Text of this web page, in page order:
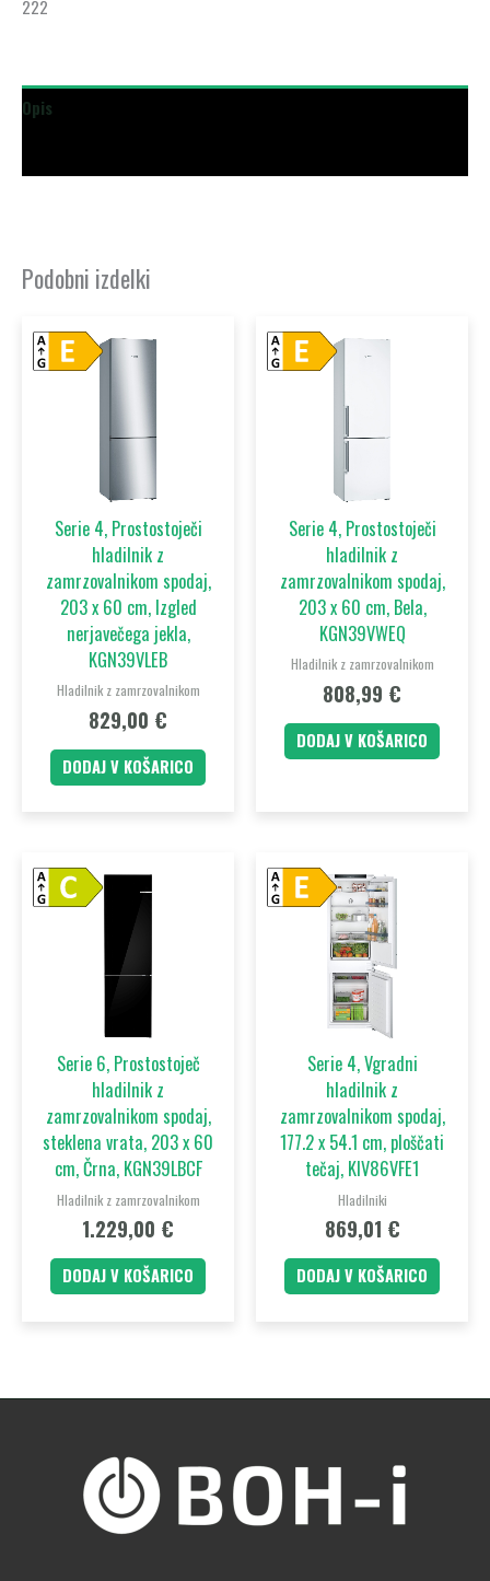
222
Opis
Podobni izdelki
Serie 4, Prostostoječi
hladilnik z
zamrzovalnikom spodaj,
203 x 60 cm, Izgled
nerjavečega jekla,
KGN39VLEB
Hladilnik z zamrzovalnikom
829,00 €
DODAJ V KOŠARICO
Serie 4, Prostostoječi
hladilnik z
zamrzovalnikom spodaj,
203 x 60 cm, Bela,
KGN39VWEQ
Hladilnik z zamrzovalnikom
808,99 €
DODAJ V KOŠARICO
Serie 6, Prostostoječ
hladilnik z
zamrzovalnikom spodaj,
steklena vrata, 203 x 60
cm, Črna, KGN39LBCF
Hladilnik z zamrzovalnikom
1.229,00 €
DODAJ V KOŠARICO
Serie 4, Vgradni
hladilnik z
zamrzovalnikom spodaj,
177.2 x 54.1 cm, ploščati
tečaj, KIV86VFE1
Hladilniki
869,01 €
DODAJ V KOŠARICO